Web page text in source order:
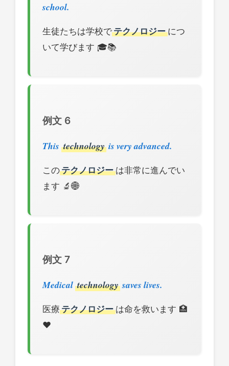
school.
生徒たちは学校でテクノロジーにつ
いて学びます 🎓📚
例文 6
This technology is very advanced.
このテクノロジーは非常に進んでい
ます 🔬🌐
例文 7
Medical technology saves lives.
医療 テクノロジーは命を救います 🏥
❤️